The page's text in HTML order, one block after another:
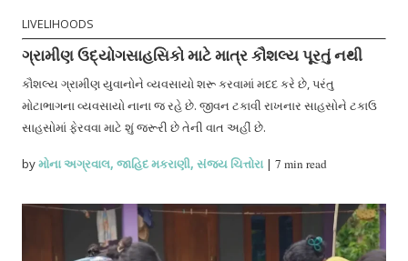
LIVELIHOODS
ગ્રામીણ ઉદ્યોગસાહસિકો માટે માત્ર કૌશલ્ય પૂરતું નથી
કૌશલ્ય ગ્રામીણ યુવાનોને વ્યવસાયો શરૂ કરવામાં મદદ કરે છે, પરંતુ
મોટાભાગના વ્યવસાયો નાના જ રહે છે. જીવન ટકાવી રાખનાર સાહસોને ટકાઉ
સાહસોમાં ફેરવવા માટે શું જરૂરી છે તેની વાત અહીં છે.
byમોના અગ્રવાલ,જાહિદ મકરાણી,સંજય ચિત્તોરા |7 min read